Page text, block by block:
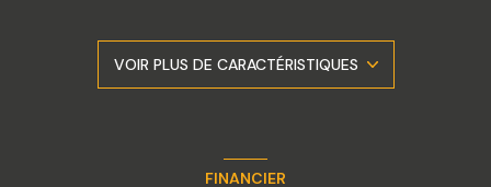
VOIR PLUS DE CARACTÉRISTIQUES
FINANCIER